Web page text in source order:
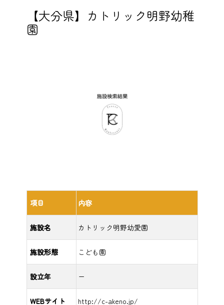
【大分県】カトリック明野幼稚
園
項目 内容
施設名 カトリック明野幼愛園
施設形態 こども園
設立年 ー
WEBサイト http://c-akeno.jp/